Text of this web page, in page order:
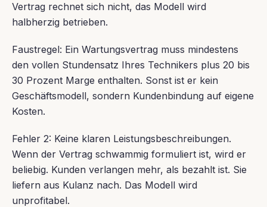
Vertrag rechnet sich nicht, das Modell wird
halbherzig betrieben.
Faustregel: Ein Wartungsvertrag muss mindestens
den vollen Stundensatz Ihres Technikers plus 20 bis
30 Prozent Marge enthalten. Sonst ist er kein
Geschäftsmodell, sondern Kundenbindung auf eigene
Kosten.
Fehler 2: Keine klaren Leistungsbeschreibungen.
Wenn der Vertrag schwammig formuliert ist, wird er
beliebig. Kunden verlangen mehr, als bezahlt ist. Sie
liefern aus Kulanz nach. Das Modell wird
unprofitabel.